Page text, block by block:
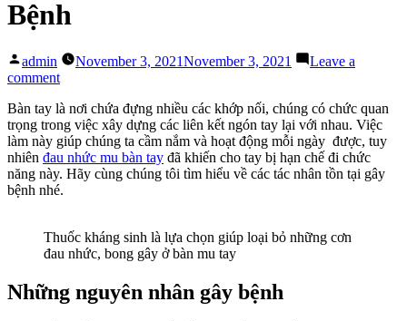
Bệnh
Posted
by
admin November 3, 2021November 3, 2021
Leave a
commenton
Nhức
Mu
Bàn
Tay
Và
Những
Gây
Bệnh
Bàn tay là nơi chứa đựng nhiều các khớp nối, chúng có chức quan
trọng trong việc xây dựng các liên kết ngón tay lại với nhau. Việc
làm này giúp chúng ta cầm nắm và hoạt động mỗi ngày được, tuy
nhiên đau nhức mu bàn tay đã khiến cho tay bị hạn chế đi chức
năng này. Hãy cùng chúng tôi tìm hiểu về các tác nhân tồn tại gây
bệnh nhé.
Thuốc kháng sinh là lựa chọn giúp loại bỏ những cơn
đau nhức, bong gây ở bàn mu tay
Những nguyên nhân gây bệnh